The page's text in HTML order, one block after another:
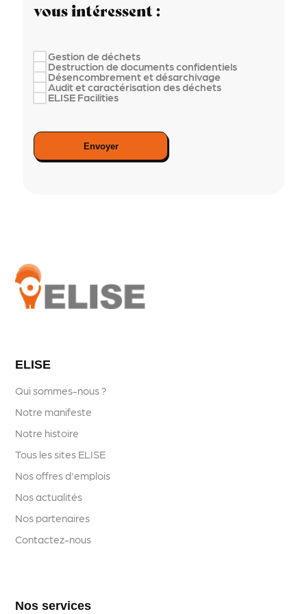
vous intéressent :
Gestion de déchets
Destruction de documents confidentiels
Désencombrement et désarchivage
Audit et caractérisation des déchets
ELISE Facilities
Envoyer
ELISE
Qui sommes-nous ?
Notre manifeste
Notre histoire
Tous les sites ELISE
Nos offres d'emplois
Nos actualités
Nos partenaires
Contactez-nous
Nos services